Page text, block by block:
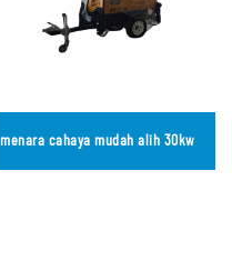
menara cahaya mudah alih 30kw